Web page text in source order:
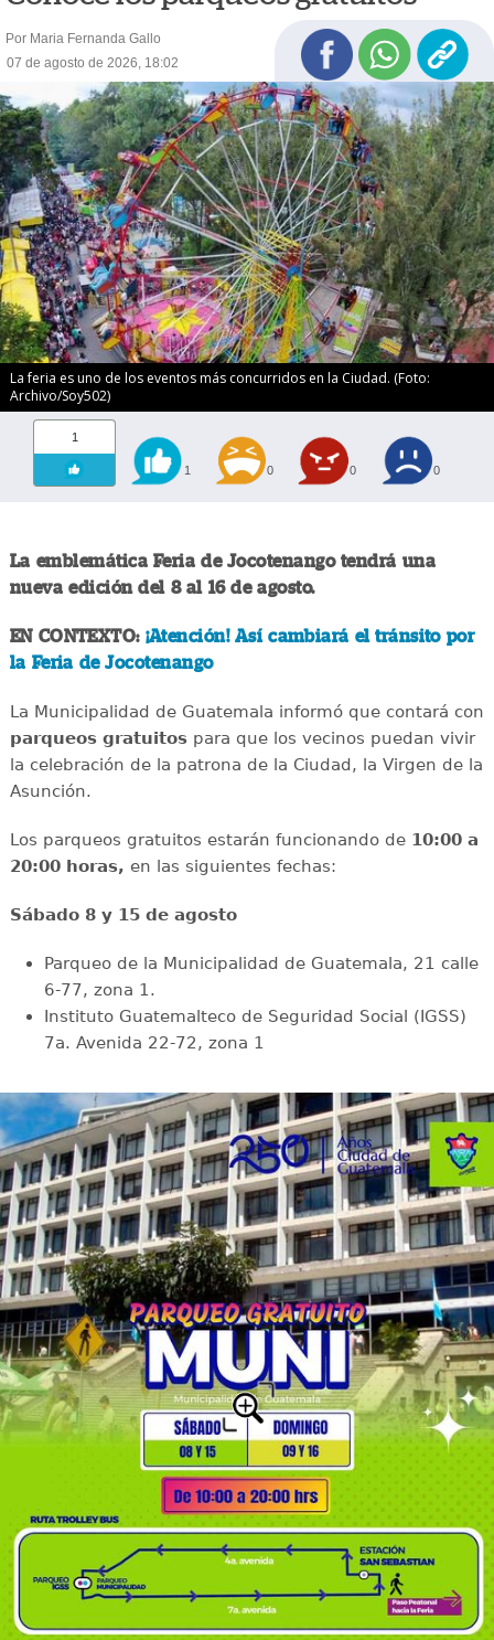
Por Maria Fernanda Gallo
07 de agosto de 2026, 18:02
La feria es uno de los eventos más concurridos en la Ciudad. (Foto:
Archivo/Soy502)
1
1 0 0 0
La emblemática Feria de Jocotenango tendrá una
nueva edición del 8 al 16 de agosto.
EN CONTEXTO:¡Atención! Así cambiará el tránsito por
la Feria de Jocotenango
La Municipalidad de Guatemala informó que contará con
parqueos gratuitospara que los vecinos puedan vivir
la celebración de la patrona de la Ciudad, la Virgen de la
Asunción.
Los parqueos gratuitos estarán funcionando de 10:00 a
20:00 horas, en las siguientes fechas:
Sábado 8 y 15 de agosto
Parqueo de la Municipalidad de Guatemala, 21 calle
6-77, zona 1.
Instituto Guatemalteco de Seguridad Social (IGSS)
7a. Avenida 22-72, zona 1